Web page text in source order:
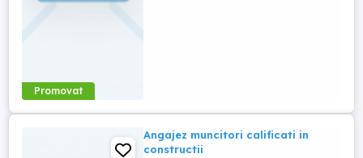
Promovat
Angajez muncitori calificati in
constructii